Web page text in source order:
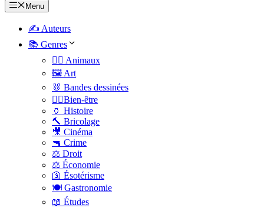
Menu
✍️ Auteurs
📚 Genres
🐕‍🦺 Animaux
🖼️ Art
🐰 Bandes dessinées
🧑‍⚕️Bien-être
🏺 Histoire
🔨 Bricolage
🎥 Cinéma
🔫 Crime
⚖️ Droit
⚖️ Économie
🛐 Ésotérisme
🍽️ Gastronomie
📖 Études